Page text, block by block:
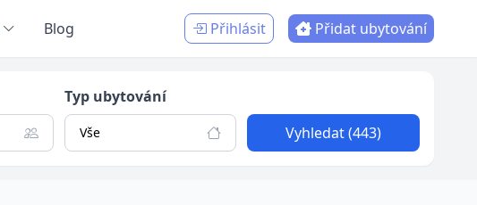
Blog Přihlásit Přidat ubytování
Typ ubytování
Vše Vyhledat (443)